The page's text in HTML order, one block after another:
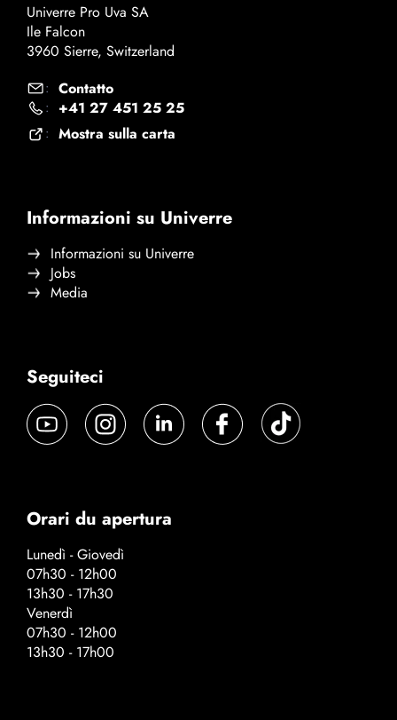
Univerre Pro Uva SA
Ile Falcon
3960 Sierre, Switzerland
: Contatto
: +41 27 451 25 25
: Mostra sulla carta
Informazioni su Univerre
Informazioni su Univerre
Jobs
Media
Seguiteci
Orari du apertura
Lunedì - Giovedì
07h30 - 12h00
13h30 - 17h30
Venerdì
07h30 - 12h00
13h30 - 17h00